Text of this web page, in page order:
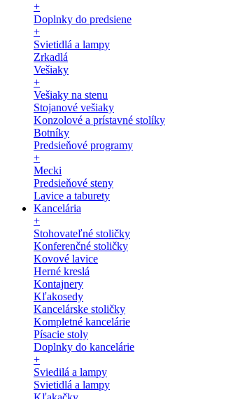
+
Doplnky do predsiene
+
Svietidlá a lampy
Zrkadlá
Vešiaky
+
Vešiaky na stenu
Stojanové vešiaky
Konzolové a prístavné stolíky
Botníky
Predsieňové programy
+
Mecki
Predsieňové steny
Lavice a taburety
Kancelária
+
Stohovateľné stoličky
Konferenčné stoličky
Kovové lavice
Herné kreslá
Kontajnery
Kľakosedy
Kancelárske stoličky
Kompletné kancelárie
Písacie stoly
Doplnky do kancelárie
+
Sviedilá a lampy
Svietidlá a lampy